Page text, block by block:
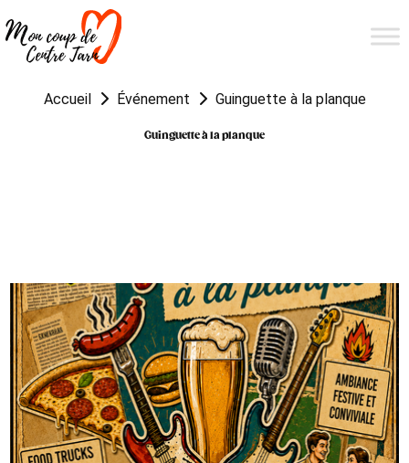
Accueil Événement Guinguette à la planque
Guinguette à la planque